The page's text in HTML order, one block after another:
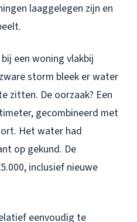
laaggelegen zijn en
een woning vlakbij
storm bleek er water
zitten. De oorzaak? Een
gecombineerd met
Het water had
op gekund. De
inclusief nieuwe
eenvoudig te